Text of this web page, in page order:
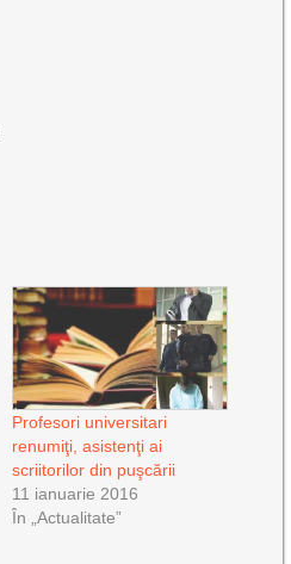
Profesori universitari
renumiţi, asistenţi ai
scriitorilor din puşcării
11 ianuarie 2016
În „Actualitate”